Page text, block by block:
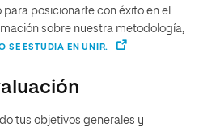
posicionarte con éxito en el
sobre nuestra metodología,
SE ESTUDIA EN UNIR.
tus objetivos generales y